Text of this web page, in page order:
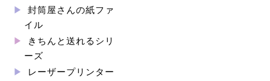
封筒屋さんの紙ファ
イル
きちんと送れるシリ
ーズ
レーザープリンター